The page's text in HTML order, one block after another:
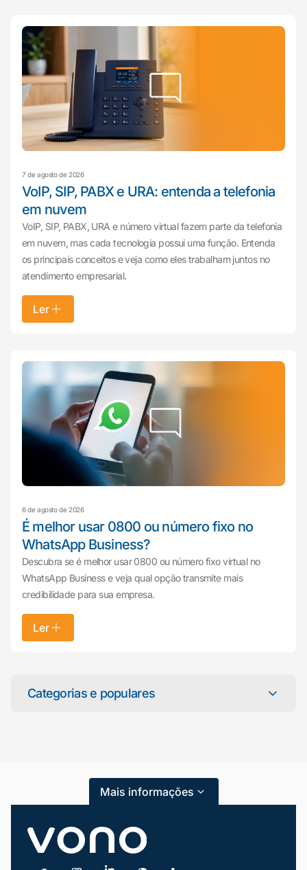
7 de agosto de 2026
VoIP, SIP, PABX e URA: entenda a telefonia
em nuvem
VoIP, SIP, PABX, URA e número virtual fazem parte da telefonia
em nuvem, mas cada tecnologia possui uma função. Entenda
os principais conceitos e veja como eles trabalham juntos no
atendimento empresarial.
Ler
6 de agosto de 2026
É melhor usar 0800 ou número fixo no
WhatsApp Business?
Descubra se é melhor usar 0800 ou número fixo virtual no
WhatsApp Business e veja qual opção transmite mais
credibilidade para sua empresa.
Ler
Categorias e populares
Atendimento ao Cliente
Blog
Dicas e Tutoriais
Gestão de Condomínios
Mais informações
online agora